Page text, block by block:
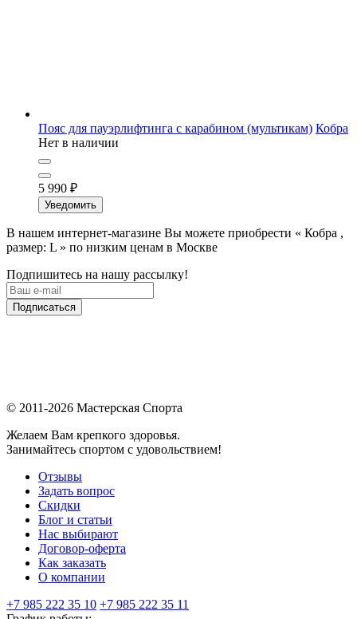
Пояс для пауэрлифтинга с карабином (мультикам) Кобра
Нет в наличии
5 990 ₽
Уведомить
В нашем интернет-магазине Вы можете приобрести « Кобра ,
размер: L » по низким ценам в Москве
Подпишитесь на нашу рассылку!
Подписаться
© 2011-2026 Мастерская Спорта
Желаем Вам крепкого здоровья.
Занимайтесь спортом с удовольствием!
Отзывы
Задать вопрос
Скидки
Блог и статьи
Нас выбирают
Договор-оферта
Как заказать
О компании
+7 985 222 35 10 +7 985 222 35 11